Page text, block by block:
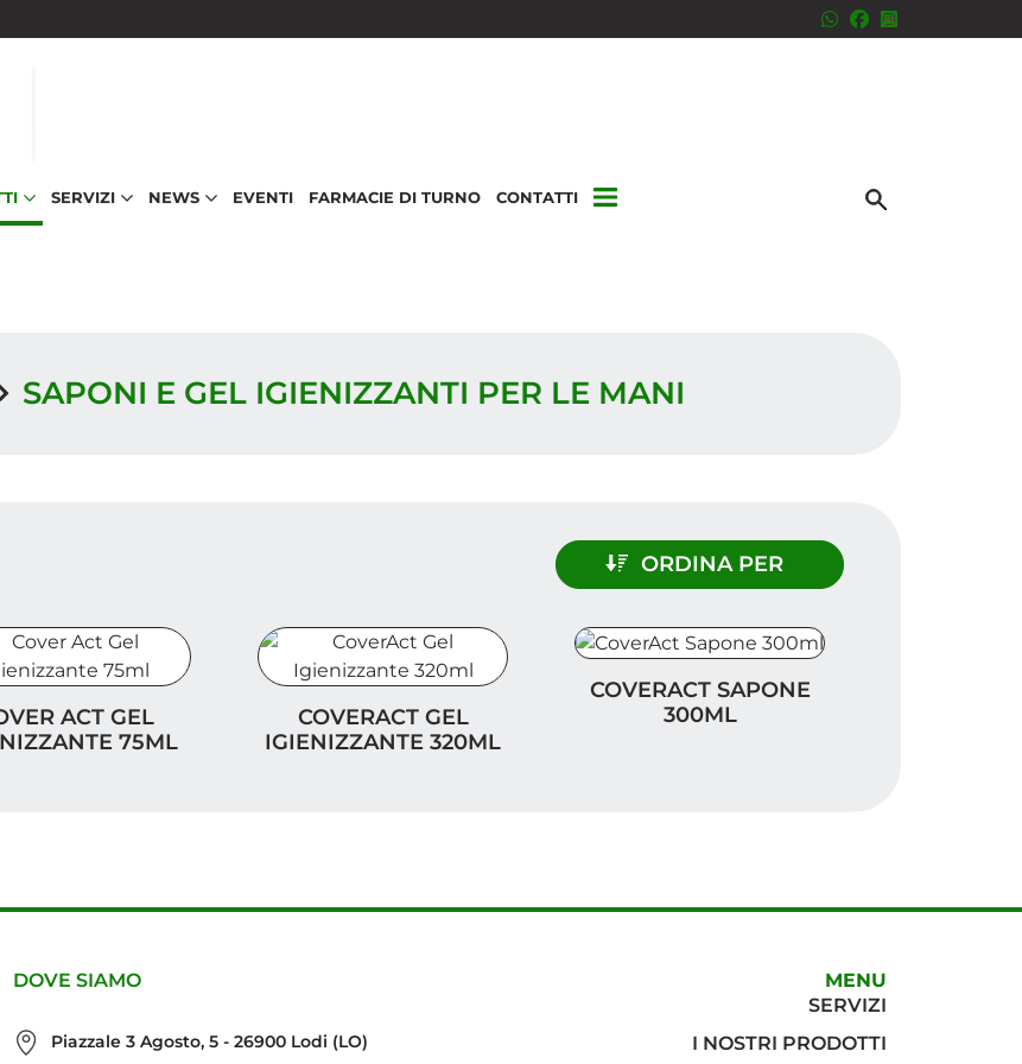
SERVIZI NEWS EVENTI FARMACIE DI TURNO CONTATTI
SAPONI E GEL IGIENIZZANTI PER LE MANI
ORDINA PER
ACT GEL
75ML
COVERACT GEL
IGIENIZZANTE 320ML
COVERACT SAPONE
300ML
DOVE SIAMO
Piazzale 3 Agosto, 5 - 26900 Lodi (LO)
MENU
SERVIZI
I NOSTRI PRODOTTI